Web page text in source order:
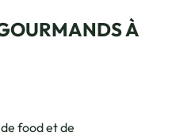
À
food et de